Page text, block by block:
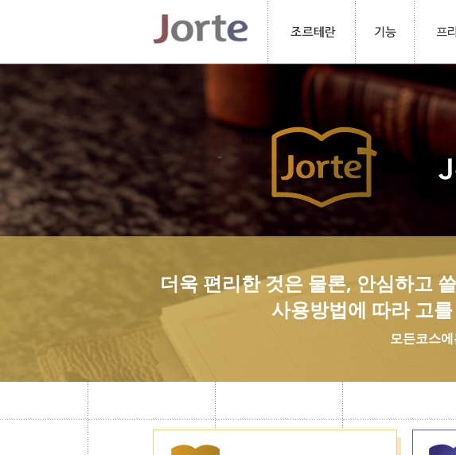
더욱 편리한 것은 물론, 안심하고
사용방법에 따라 고
모든코스